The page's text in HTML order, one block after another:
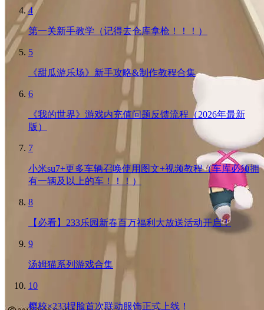
4
第一关新手教学（记得去仓库拿枪！！！）
5
《甜瓜游乐场》新手攻略&制作教程合集
6
《我的世界》游戏内充值问题反馈流程（2026年最新
版）
7
小米su7+更多车辆召唤使用图文+视频教程（车库必须拥
有一辆及以上的车！！！）
8
【必看】233乐园新春百万福利大放送活动开启！
9
汤姆猫系列游戏合集
10
樱校×233捏脸首次联动服饰正式上线！